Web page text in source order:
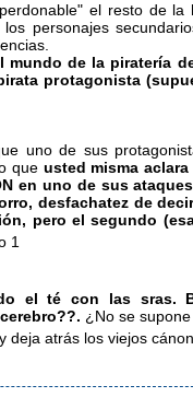
el resto de
personajes
mundo de la piratería
protagonista
uno de sus
que usted misma
en uno de sus
desfachatez de
pero el segundo
el té con las sras.
¿No se
deja atrás los viejos